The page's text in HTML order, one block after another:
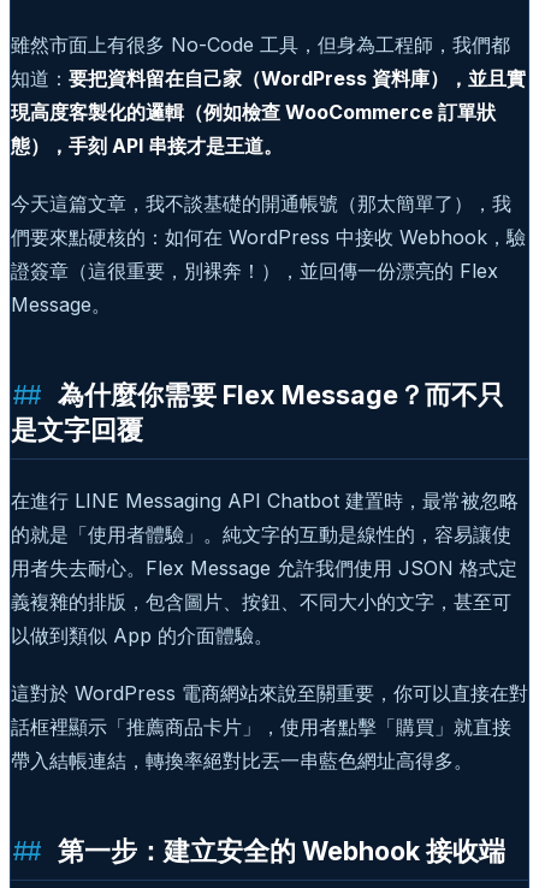
雖然市面上有很多 No-Code 工具，但身為工程師，我們都
知道： 要把資料留在自己家（WordPress 資料庫），並且實
現高度客製化的邏輯（例如檢查 WooCommerce 訂單狀
態），手刻 API 串接才是王道。
今天這篇文章，我不談基礎的開通帳號（那太簡單了），我
們要來點硬核的：如何在 WordPress 中接收 Webhook，驗
證簽章（這很重要，別裸奔！），並回傳一份漂亮的 Flex
Message。
為什麼你需要 Flex Message？而不只
是文字回覆
在進行 LINE Messaging API Chatbot 建置時，最常被忽略
的就是「使用者體驗」。純文字的互動是線性的，容易讓使
用者失去耐心。Flex Message 允許我們使用 JSON 格式定
義複雜的排版，包含圖片、按鈕、不同大小的文字，甚至可
以做到類似 App 的介面體驗。
這對於 WordPress 電商網站來說至關重要，你可以直接在對
話框裡顯示「推薦商品卡片」，使用者點擊「購買」就直接
帶入結帳連結，轉換率絕對比丟一串藍色網址高得多。
第一步：建立安全的 Webhook 接收端